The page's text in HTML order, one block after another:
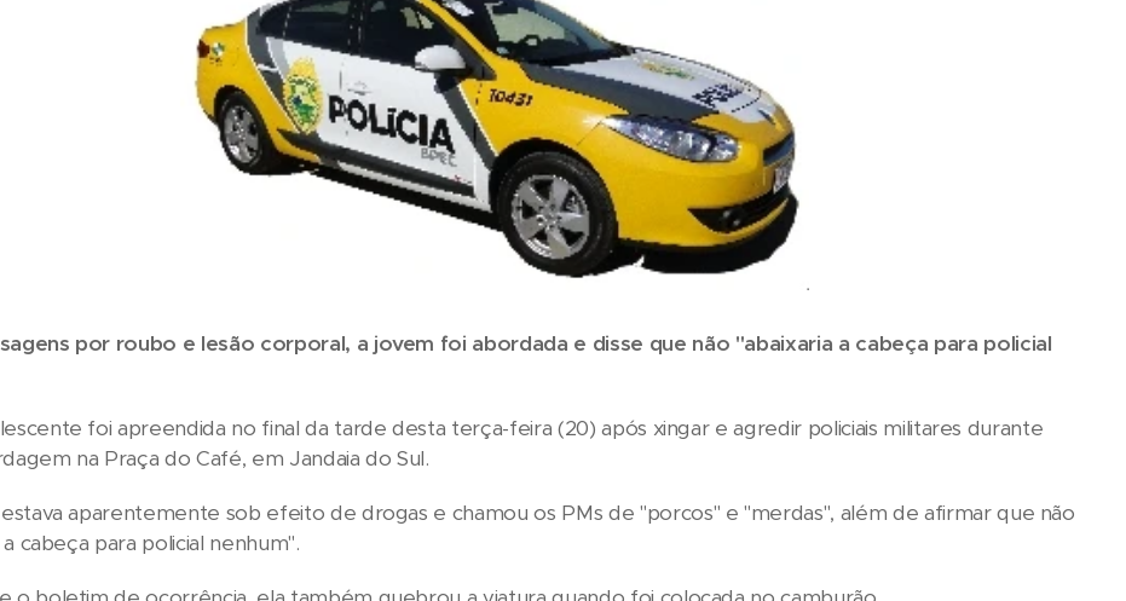
por roubo e lesão corporal, a jovem foi abordada e disse que não "abaixaria a cabeça para policial
foi apreendida no final da tarde desta terça-feira (20) após xingar e agredir policiais militares durante
na Praça do Café, em Jandaia do Sul.
aparentemente sob efeito de drogas e chamou os PMs de "porcos" e "merdas", além de afirmar que não
a cabeça para policial nenhum".